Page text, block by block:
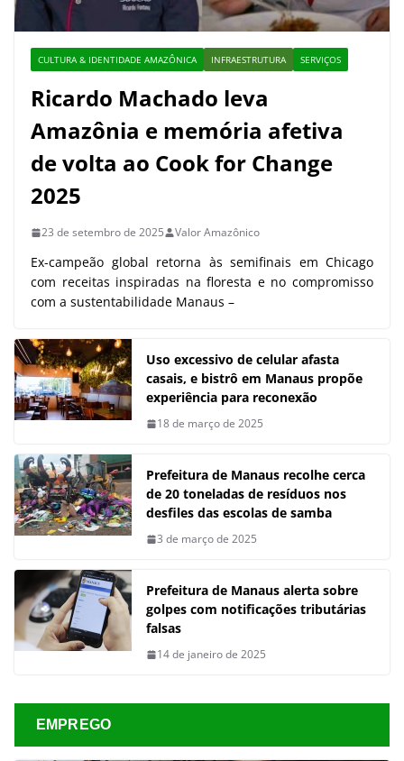
CULTURA & IDENTIDADE AMAZÔNICA INFRAESTRUTURA SERVIÇOS
Ricardo Machado leva
Amazônia e memória afetiva
de volta ao Cook for Change
2025
23 de setembro de 2025 Valor Amazônico
Ex-campeão global retorna às semifinais em Chicago
com receitas inspiradas na floresta e no compromisso
com a sustentabilidade Manaus –
Uso excessivo de celular afasta
casais, e bistrô em Manaus propõe
experiência para reconexão
18 de março de 2025
Prefeitura de Manaus recolhe cerca
de 20 toneladas de resíduos nos
desfiles das escolas de samba
3 de março de 2025
Prefeitura de Manaus alerta sobre
golpes com notificações tributárias
falsas
14 de janeiro de 2025
EMPREGO